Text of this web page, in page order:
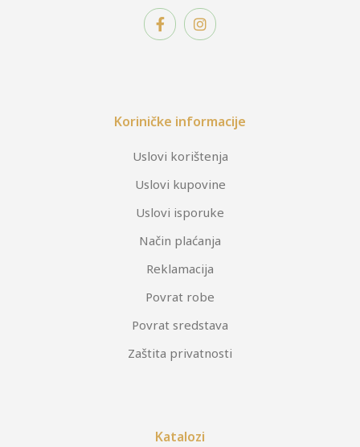
Koriničke informacije
Uslovi korištenja
Uslovi kupovine
Uslovi isporuke
Način plaćanja
Reklamacija
Povrat robe
Povrat sredstava
Zaštita privatnosti
Katalozi